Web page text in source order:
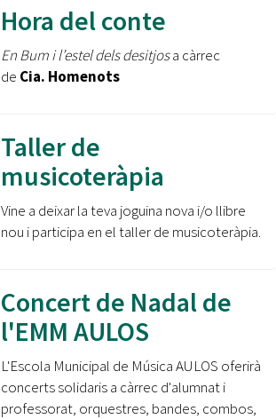
Hora del conte
En Bum i l’estel dels desitjosa càrrec
de Cia. Homenots
Taller de
musicoteràpia
Vine a deixar la teva joguina nova i/o llibre
nou i participa en el taller de musicoteràpia.
Concert de Nadal de
l'EMM AULOS
L'Escola Municipal de Música AULOS oferirà
concerts solidaris a càrrec d'alumnat i
professorat, orquestres, bandes, combos,